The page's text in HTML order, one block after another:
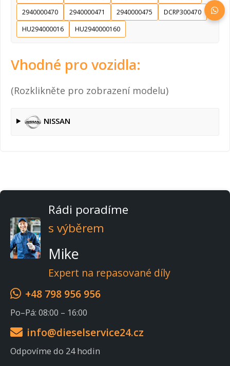
2940000470
2940000471 2940000475
DCRP300470
HU294000016
HU2940000160
Vhodné pro vozidla:
(Rozklikněte pro zobrazení modelu)
NISSAN
Rádi poradíme
s výběrem
Mike
Expert na repasované díly
+48 798 956 956
Po–Pá: 08:00 – 16:00
info@dieselservice24.cz
Odpovíme do 24 hodin